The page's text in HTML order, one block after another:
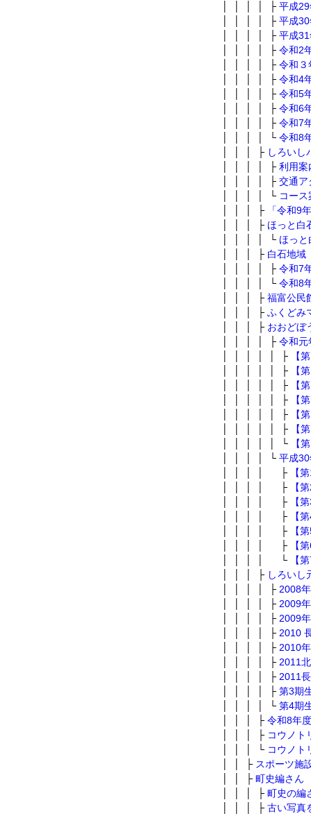
│ │ │ │ ├ 平成
│ │ │ │ ├ 平成
│ │ │ │ ├ 平成
│ │ │ │ ├ 令和2
│ │ │ │ ├ 令和３
│ │ │ │ ├ 令和4
│ │ │ │ ├ 令和5
│ │ │ │ ├ 令和6
│ │ │ │ ├ 令和7
│ │ │ │ └ 令和8
│ │ │ ├ しろいし
│ │ │ │ ├ 利用案
│ │ │ │ ├ 交通ア
│ │ │ │ └ コース
│ │ │ ├
「令和9
│ │ │ ├ ほっと白
│ │ │ │ └ ほっと
│ │ │ ├ 白石地域
│ │ │ │ ├ 令和7
│ │ │ │ └ 令和8
│ │ │ ├ 福富公民
│ │ │ ├ ふくどみ
│ │ │ ├ おおどぼ
│ │ │ │ ├ 令和元
│ │ │ │ │ ├
【
│ │ │ │ │ ├
【
│ │ │ │ │ ├
【
│ │ │ │ │ ├
【
│ │ │ │ │ ├
【
│ │ │ │ │ ├
【
│ │ │ │ │ └
【
│ │ │ │ └ 平成
│ │ │ │ ├
【
│ │ │ │ ├
【
│ │ │ │ ├
【
│ │ │ │ ├
【
│ │ │ │ ├
【
│ │ │ │ ├
【
│ │ │ │ └
【
│ │ │ ├ しろいし
│ │ │ │ ├ 2008
│ │ │ │ ├ 2009
│ │ │ │ ├ 2009
│ │ │ │ ├ 2010
│ │ │ │ ├ 2010
│ │ │ │ ├ 2011
│ │ │ │ ├ 2011
│ │ │ │ ├ 第3期
│ │ │ │ └ 第4期
│ │ │ ├ 令和8年
│ │ │ ├ コウノト
│ │ │ └ コウノト
│ │ ├ スポーツ施
│ │ ├ 町史編さん
│ │ │ ├ 町史の編
│ │ │ ├ 古い写真